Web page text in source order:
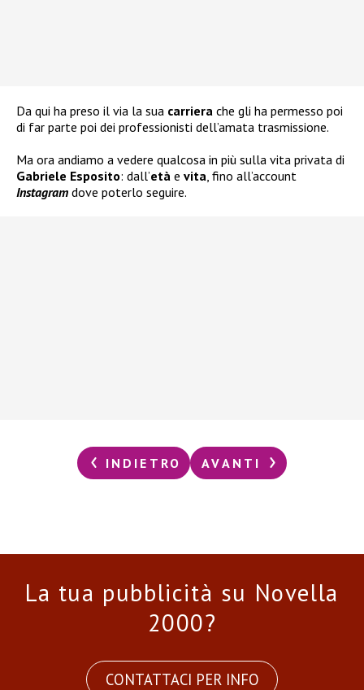
Da qui ha preso il via la sua carriera che gli ha permesso poi
di far parte poi dei professionisti dell’amata trasmissione.
Ma ora andiamo a vedere qualcosa in più sulla vita privata di
Gabriele Esposito: dall’età e vita, fino all’account
Instagram dove poterlo seguire.
INDIETRO AVANTI
La tua pubblicità su Novella
2000?
CONTATTACI PER INFO